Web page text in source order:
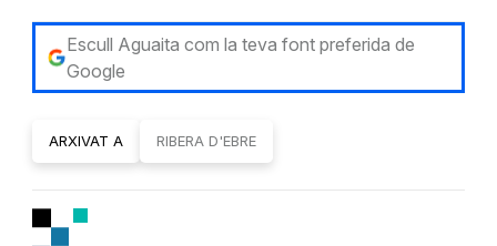
Escull Aguaita com la teva font preferida de
Google
ARXIVAT A RIBERA D'EBRE